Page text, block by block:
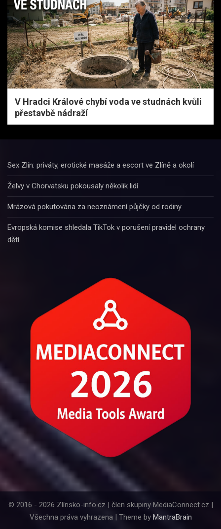
V Hradci Králové chybí voda ve studnách kvůli
přestavbě nádraží
Sex Zlín: priváty, erotické masáže a escort ve Zlíně a okolí
Želvy v Chorvatsku pokousaly několik lidí
Mrázová pokutována za neoznámení půjčky od rodiny
Evropská komise shledala TikTok v porušení pravidel ochrany
dětí
© 2016 - 2026 Zlínsko-info.cz | člen skupiny MediaConnect.cz |
Všechna práva vyhrazena | Theme by MantraBrain